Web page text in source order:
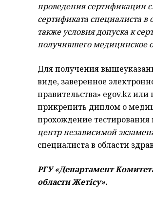
проведения сертификации
сертификата специалиста
также условия допуска к
получившего медицинское
Для получения
виде, заверенное
правительства» еgov.kz
прикрепить диплом о
прохождение
центр независимой
специалиста в области
РГУ «Департамент
области Жетісу».